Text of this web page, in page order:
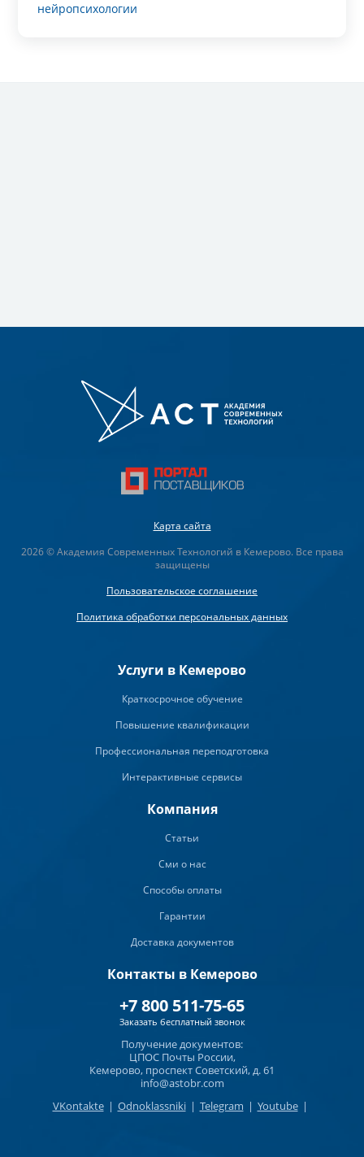
нейропсихологии
Карта сайта
2026 © Академия Современных Технологий в Кемерово. Все права
защищены
Пользовательское соглашение
Политика обработки персональных данных
Услуги в Кемерово
Краткосрочное обучение
Повышение квалификации
Профессиональная переподготовка
Интерактивные сервисы
Компания
Статьи
Сми о нас
Способы оплаты
Гарантии
Доставка документов
Контакты в Кемерово
+7 800 511-75-65
Заказать бесплатный звонок
Получение документов:
ЦПОС Почты России,
Кемерово, проспект Советский, д. 61
info@astobr.com
VKontakte | Odnoklassniki | Telegram | Youtube |